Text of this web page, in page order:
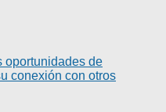
oportunidades de
conexión con otros